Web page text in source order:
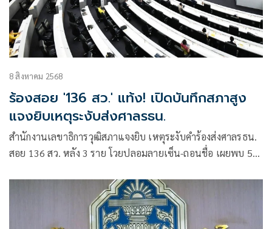
8 สิงหาคม 2568
ร้องสอย '136 สว.' แท้ง! เปิดบันทึกสภาสูง
แจงยิบเหตุระงับส่งศาลรธน.
สำนักงานเลขาธิการวุฒิสภาแจงยิบ เหตุระงับคำร้องส่งศาลรธน.
สอย 136 สว. หลัง 3 ราย โวยปลอมลายเซ็น-ถอนชื่อ เผยพบ 5